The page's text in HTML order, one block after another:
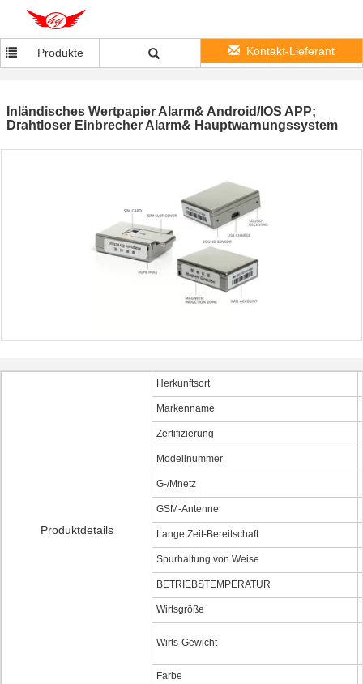
Produkte Kontakt-Lieferant
Inländisches Wertpapier Alarm& Android/IOS APP;
Drahtloser Einbrecher Alarm& Hauptwarnungssystem
Produktdetails
Herkunftsort
Markenname
Zertifizierung
Modellnummer
G-/Mnetz
GSM-Antenne
Lange Zeit-Bereitschaft
Spurhaltung von Weise
BETRIEBSTEMPERATUR
Wirtsgröße
Wirts-Gewicht
Farbe